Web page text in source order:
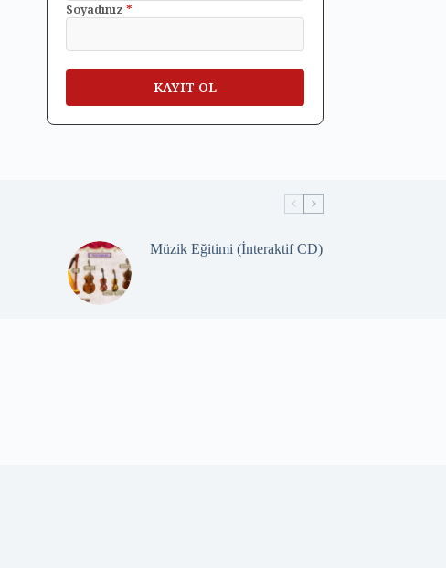
Soyadınız*
Müzik Eğitimi (İnteraktif CD)